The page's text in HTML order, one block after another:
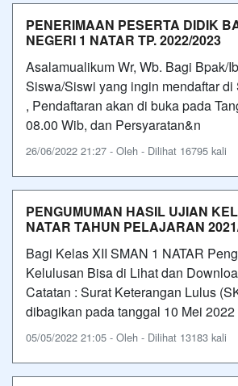
PENERIMAAN PESERTA DIDIK
NEGERI 1 NATAR TP. 2022/2023
Asalamualikum Wr, Wb. Bagi Bpak/
Siswa/Siswi yang ingin mendaftar di
, Pendaftaran akan di buka pada
08.00 Wib, dan Persyaratan&n
26/06/2022 21:27 - Oleh - Dilihat 16795 kali
PENGUMUMAN HASIL UJIAN
NATAR TAHUN PELAJARAN
Bagi Kelas XII SMAN 1 NATAR
Kelulusan Bisa di Lihat dan
Catatan : Surat Keterangan Lulus
dibagikan pada tanggal 10 Mei
05/05/2022 21:05 - Oleh - Dilihat 13183 kali